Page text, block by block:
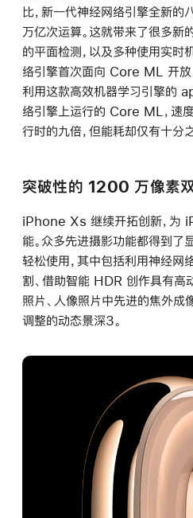
比，新一代神经网络引擎全新的
万亿次运算。这就带来了很多新
的平面检测，以及多种使用实时
络引擎首次面向 Core ML 开放
利用这款高效机器学习引擎的
络引擎上运行的 Core ML，速
行时的九倍，但能耗却仅有十分之
突破性的 1200 万像素
iPhone Xs 继续开拓创新，为
能。众多先进摄影功能都得到了
轻松使用，其中包括利用神经网
割、借助智能 HDR 创作具有高
照片、人像照片中先进的焦外成
调整的动态景深3。